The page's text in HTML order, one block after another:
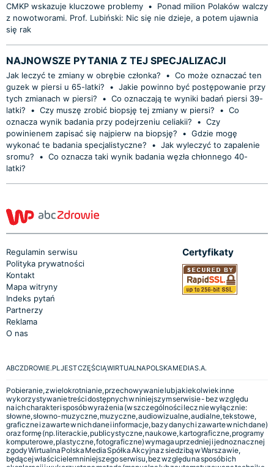
CMKP wskazuje kluczowe problemy •
Ponad milion Polaków walczy
z nowotworami. Prof. Lubiński: Nic się nie dzieje, a potem ujawnia
się rak
NAJNOWSZE PYTANIA Z TEJ SPECJALIZACJI
Jak leczyć te zmiany w obrębie członka? • Co może oznaczać ten
guzek w piersi u 65-latki?
• Jakie powinno być postępowanie przy
tych zmianach w piersi?
• Co oznaczają te wyniki badań piersi 39-
latki?
• Czy muszę zrobić biopsję tej zmiany w piersi? • Co
oznacza wynik badania przy podejrzeniu celiakii?
• Czy
powinienem zapisać się najpierw na biopsję?
• Gdzie mogę
wykonać te badania specjalistyczne?
• Jak wyleczyć to zapalenie
sromu?
• Co oznacza taki wynik badania węzła chłonnego 40-
latki?
Regulamin serwisu
Polityka prywatności
Kontakt
Mapa witryny
Indeks pytań
Partnerzy
Reklama
O nas
Certyfikaty
ABCZDROWIE.PL JEST CZĘŚCIĄ WIRTUALNA POLSKA MEDIA S.A.
Pobieranie, zwielokrotnianie, przechowywanie lub jakiekolwiek inne
wykorzystywanie treści dostępnych w niniejszym serwisie - bez względu
na ich charakter i sposób wyrażenia (w szczególności lecz nie wyłącznie:
słowne, słowno-muzyczne, muzyczne, audiowizualne, audialne, tekstowe,
graficzne i zawarte w nich dane i informacje, bazy danych i zawarte w nich dane)
oraz formę (np. literackie, publicystyczne, naukowe, kartograficzne, programy
komputerowe, plastyczne, fotograficzne) wymaga uprzedniej i jednoznacznej
zgody Wirtualna Polska Media Spółka Akcyjna z siedzibą w Warszawie,
będącej właścicielem niniejszego serwisu, bez względu na sposób ich